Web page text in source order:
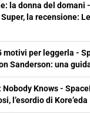
la donna del domani
la recensione:
motivi per leggerla -
Sanderson: una
Knows -
l’esordio di Kore’eda